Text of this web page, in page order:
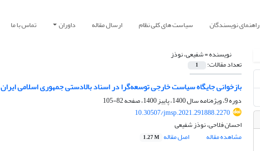
راهنمای نویسندگان سیاست های کلی نظام ارسال مقاله داوران تماس با ما
نویسنده =شفیعی، نوذز
تعداد مقالات: 1
بازخوانی جایگاه سیاست خارجی توسعه‌‌گرا در اسناد بالادستی جمهوری اسلامی ایران
دوره 9، ویژه‌نامه سال 1400، پاییز 1400، صفحه
82-105
10.30507/jmsp.2021.291888.2270
احسان فلاحی، نوذز شفیعی
مشاهده مقاله
اصل مقاله 1.27 M